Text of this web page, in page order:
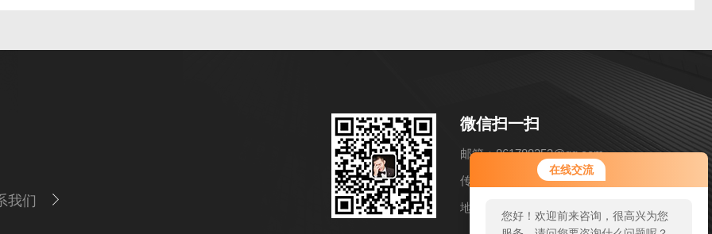
在线交流
您好！欢迎前来咨询，很高兴为您
服务，请问您要咨询什么问题呢？
您好，看您停留很久了，是否找到
我们
微信扫一扫
邮箱：861788253@qq.com
传真：86-021-57858216
地址：上海市松江区洞泾镇长兴路652弄11号